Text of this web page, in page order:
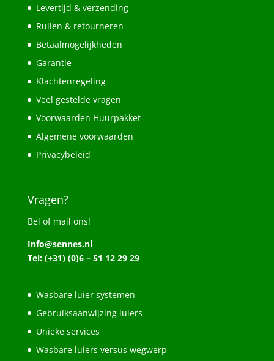
Levertijd & verzending
Ruilen & retourneren
Betaalmogelijkheden
Garantie
Klachtenregeling
Veel gestelde vragen
Voorwaarden Huurpakket
Algemene voorwaarden
Privacybeleid
Vragen?
Bel of mail ons!
Info@sennes.nl
Tel: (+31) (0)6 – 51 12 29 29
Wasbare luier systemen
Gebruiksaanwijzing luiers
Unieke services
Wasbare luiers versus wegwerp